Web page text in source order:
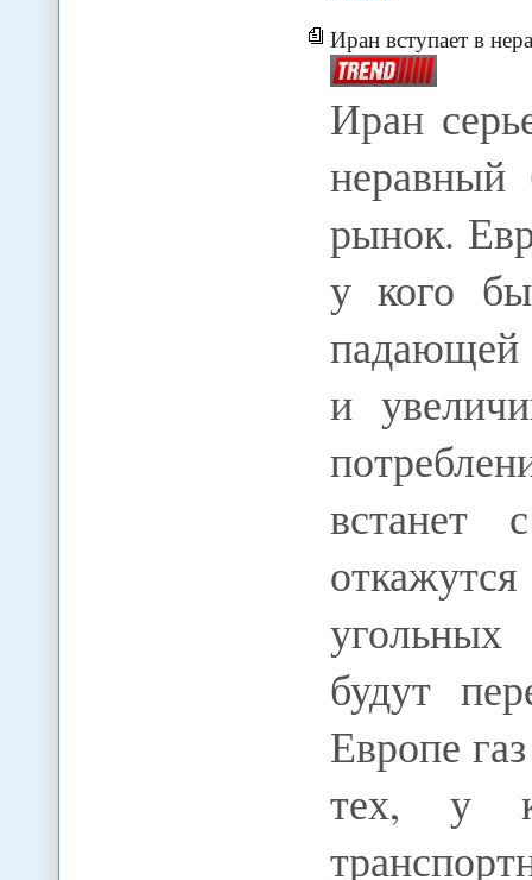
Иран вступает в
Иран
неравный
рынок.
у кого
падающей
и
будут
Европе
тех, у